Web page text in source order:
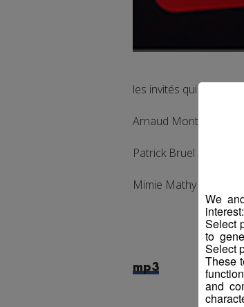
les invités qui
Arnaud Montebourg
Patrick Bruel
Mimie Mathy
mp3
We
Select
to
Select
These
and